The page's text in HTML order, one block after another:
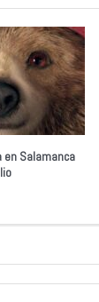
en Salamanca